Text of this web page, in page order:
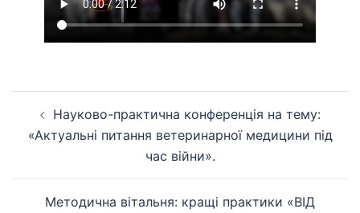
запису
Науково-практична конференція на тему:
«Актуальні питання ветеринарної медицини під
час війни».
Методична вітальня: кращі практики «ВІД